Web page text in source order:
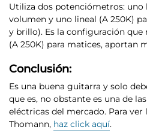
Utiliza dos potenciómetros: uno
volumen y uno lineal (A 250K)
y brillo). Es la configuración que
(A 250K) para matices, aportan
Conclusión:
Es una buena guitarra y solo
que es, no obstante es una de
eléctricas del mercado. Para
Thomann, haz click aquí.